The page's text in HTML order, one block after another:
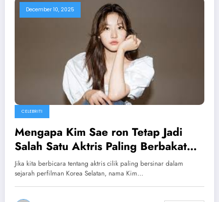
December 10, 2025
CELEBRITI
Mengapa Kim Sae ron Tetap Jadi
Salah Satu Aktris Paling Berbakat
Korea ?
Jika kita berbicara tentang aktris cilik paling bersinar dalam
sejarah perfilman Korea Selatan, nama Kim…